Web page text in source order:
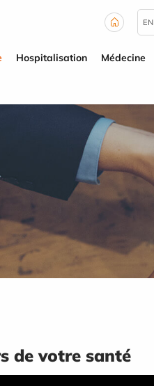
EN
Hospitalisation Médecine
de votre santé